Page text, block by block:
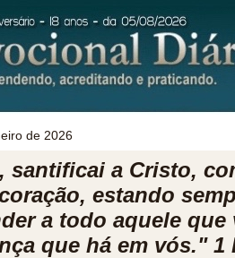
de 2026
santificai a Cristo,
estando
a todo aquele que
que há em vós." 1